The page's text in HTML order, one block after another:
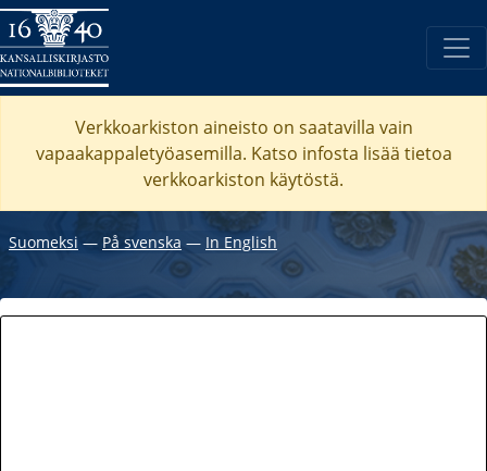
Verkkoarkiston aineisto on saatavilla vain
vapaakappaletyöasemilla. Katso infosta lisää tietoa
verkkoarkiston käytöstä.
Suomeksi ― På svenska ― In English